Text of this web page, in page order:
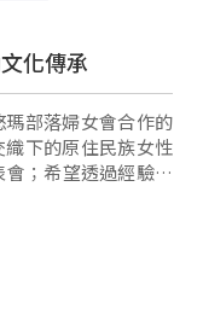
化傳承
部落婦女會合作的
下的原住民族女性
；希望透過經驗分
不可取代的核心地